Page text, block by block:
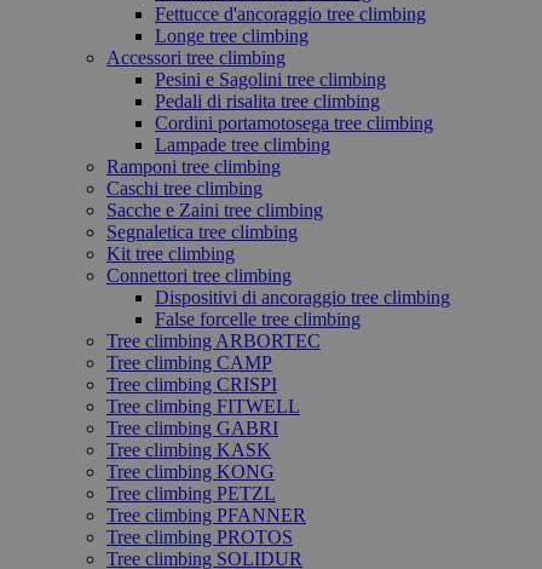
Fettucce d'ancoraggio tree climbing
Longe tree climbing
Accessori tree climbing
Pesini e Sagolini tree climbing
Pedali di risalita tree climbing
Cordini portamotosega tree climbing
Lampade tree climbing
Ramponi tree climbing
Caschi tree climbing
Sacche e Zaini tree climbing
Segnaletica tree climbing
Kit tree climbing
Connettori tree climbing
Dispositivi di ancoraggio tree climbing
False forcelle tree climbing
Tree climbing ARBORTEC
Tree climbing CAMP
Tree climbing CRISPI
Tree climbing FITWELL
Tree climbing GABRI
Tree climbing KASK
Tree climbing KONG
Tree climbing PETZL
Tree climbing PFANNER
Tree climbing PROTOS
Tree climbing SOLIDUR